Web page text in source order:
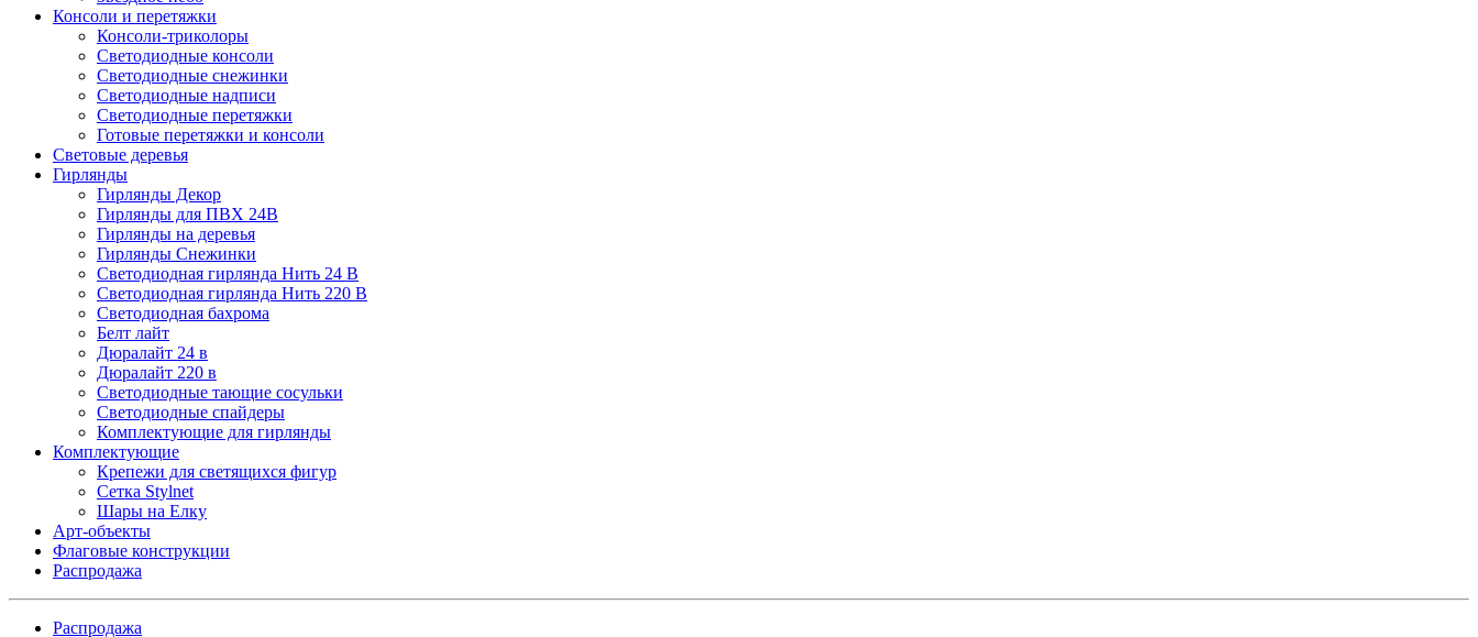
Консоли и перетяжки
Консоли-триколоры
Светодиодные консоли
Светодиодные снежинки
Светодиодные надписи
Светодиодные перетяжки
Готовые перетяжки и консоли
Световые деревья
Гирлянды
Гирлянды Декор
Гирлянды для ПВХ 24В
Гирлянды на деревья
Гирлянды Снежинки
Светодиодная гирлянда Нить 24 В
Светодиодная гирлянда Нить 220 В
Светодиодная бахрома
Белт лайт
Дюралайт 24 в
Дюралайт 220 в
Светодиодные тающие сосульки
Светодиодные спайдеры
Комплектующие для гирлянды
Комплектующие
Крепежи для светящихся фигур
Сетка Stylnet
Шары на Елку
Арт-объекты
Флаговые конструкции
Распродажа
Распродажа